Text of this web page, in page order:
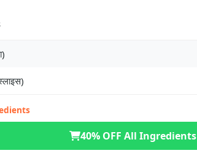
40% OFF All Ingredients